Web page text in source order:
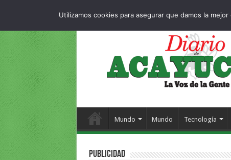
Mundo Mundo Tecnología
PUBLICIDAD
Utilizamos cookies para asegurar que damos la